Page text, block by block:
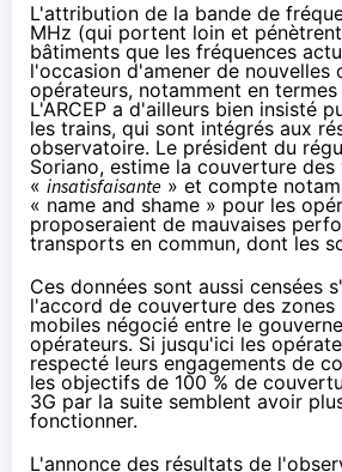
L'attribution de la bande de
MHz (qui portent loin et
bâtiments que les fréquences
l'occasion d'amener de nouvelles
opérateurs, notamment en
L'ARCEP a d'ailleurs bien insisté
les trains, qui sont intégrés aux
observatoire. Le président du
Soriano, estime la couverture
« insatisfaisante » et compte
« name and shame » pour les
proposeraient de mauvaises
transports en commun, dont les
Ces données sont aussi censées
l'accord de couverture des zones
mobiles négocié entre le
opérateurs. Si jusqu'ici les
respecté leurs engagements de
les objectifs de 100 % de
3G par la suite semblent avoir
fonctionner.
L'annonce des résultats de